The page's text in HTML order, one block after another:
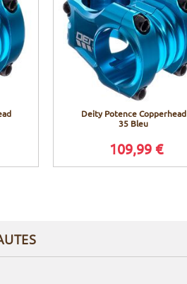
Deity Potence Copperhead
35 Bleu
109,99 €